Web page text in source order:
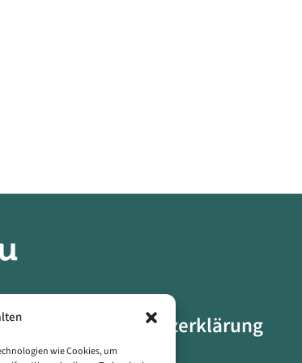
wie Cookies, um
Datenschutzerklärung
Impressum